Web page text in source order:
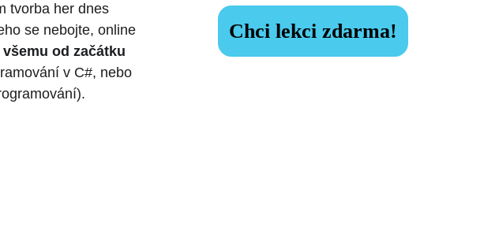
tvorba her dnes
se nebojte, online
od začátku
v C#, nebo
Chci lekci zdarma!